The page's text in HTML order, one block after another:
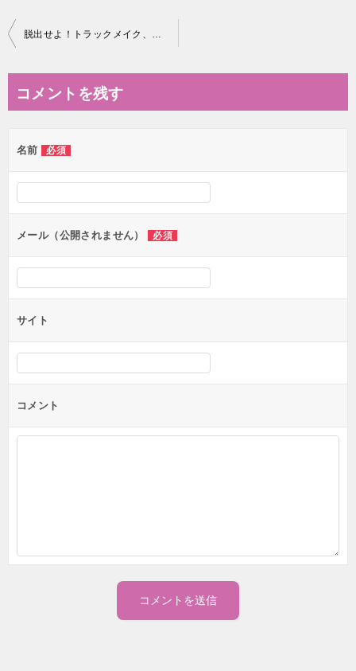
投
ビ
ー
シ
ン
脱出せよ！トラックメイク、作曲で何も思い浮かばない時やスランプ時の脱出法3選
コメントを残す
名前 必須
メール（公開されません） 必須
サイト
コメント